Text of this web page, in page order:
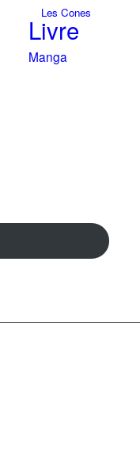
Les Cones
Livre
Manga